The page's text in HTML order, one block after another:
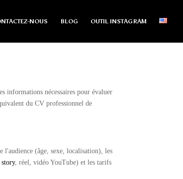
NOUS BLOG OUTIL INSTAGRAM
informations nécessaires pour évaluer
du CV professionnel de
l'audience (âge, sexe, localisation), les
story, réel, vidéo YouTube) et les tarifs